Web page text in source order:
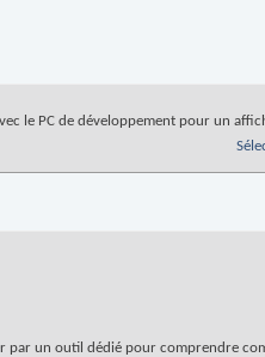
le PC de développement pour un
par un outil dédié pour comprendre